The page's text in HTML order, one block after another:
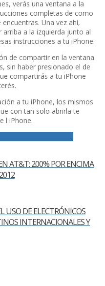
verás una ventana a la
completas de como
Una vez ahí­,
a la izquierda junto al
instrucciones a tu iPhone.
de compartir en la ventana
sin haber presionado el de
compartirás a tu iPhone
a tu iPhone, los mismos
con tan solo abrirla te
l iPhone.
AT&T: 200% POR ENCIMA
USO DE ELECTRÓNICOS
INTERNACIONALES Y